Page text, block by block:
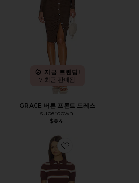
지금 트렌딩!
7 최근 판매됨
GRACE 버튼 프론트 드레스
superdown
$84
Favorite RYLAH 원피스